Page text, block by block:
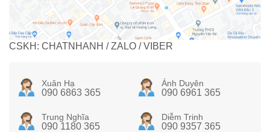
CSKH: CHATNHANH / ZALO / VIBER
Xuân Hạ
090 6863 365
Ánh Duyên
090 6961 365
Trung Nghĩa
090 1180 365
Diễm Trinh
090 9357 365